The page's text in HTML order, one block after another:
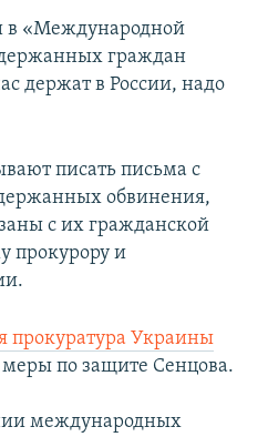
в «Международной
граждан
держат в России, надо
писать письма с
обвинения,
с их гражданской
прокурору и
прокуратура Украины
по защите Сенцова.
международных